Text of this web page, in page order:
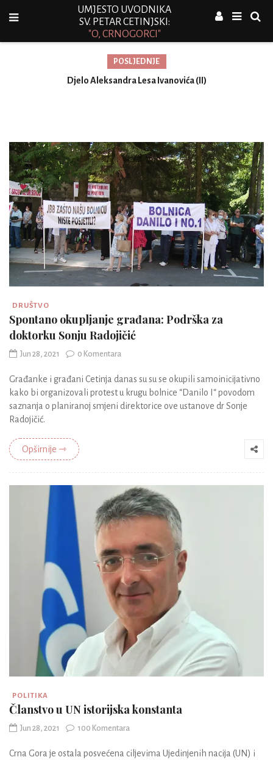
UMJESTO UVODNIKA
SV. PETAR CETINJSKI:
"O, CRNOGORCI"
POSLJEDNJE
Djelo Aleksandra Lesa Ivanovića (II)
DRUŠTVO
Spontano okupljanje građana: Podrška za
doktorku Sonju Radojičić
Jun 28, 2021 0 Komentara
Građanke i građani Cetinja danas su su se okupili samoinicijativno
kako bi organizovali protest u krugu bolnice “Danilo I“ povodom
saznanja o planiranoj smjeni direktorice ove ustanove dr Sonje
Radojičić.
Opširnije ⇾
POLITIKA
Članstvo u UN istorijska konstanta
Jun 28, 2021 100 Komentara
Crna Gora je ostala posvećena ciljevima Ujedinjenih nacija (UN) i